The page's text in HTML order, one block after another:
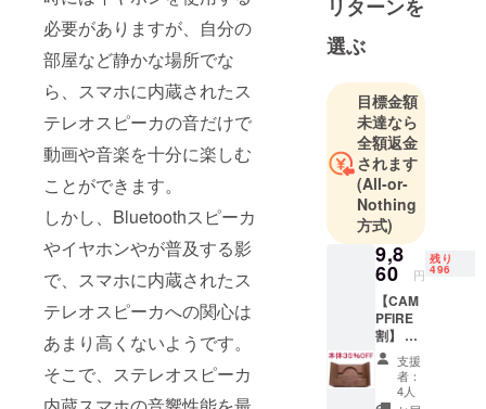
必要がありますが、自分の
部屋など静かな場所でな
ら、スマホに内蔵されたス
テレオスピーカの音だけで
動画や音楽を十分に楽しむ
ことができます。
しかし、Bluetoothスピーカ
やイヤホンやが普及する影
で、スマホに内蔵されたス
テレオスピーカへの関心は
あまり高くないようです。
そこで、ステレオスピーカ
「BACKBOA
RD」はステ
カ内装スマ
ホのユーザ
様向けに開
発しまし
た。外出時
にはイヤホ
ンを使うけ
れど、自宅
ではスマホ
のスピーカ
で動画・音
楽を楽しみ
たいという
方も多いと
リターンを
選ぶ
目標金額
未達なら
全額返金
されます
(All-or-
Nothing
方式)
9,8
60 円
残り
496
【CAM
PFIRE
割】 本
体
35％OF
『BAC
支援
者：
4人